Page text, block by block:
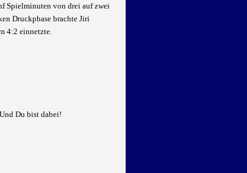
Spielminuten von drei auf zwei
Druckphase brachte Jiri
4:2 einnetzte.
Du bist dabei!